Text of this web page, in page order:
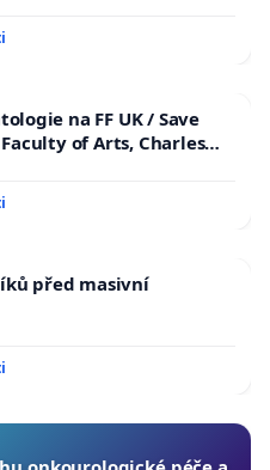
na FF UK / Save
of Arts, Charles
před masivní